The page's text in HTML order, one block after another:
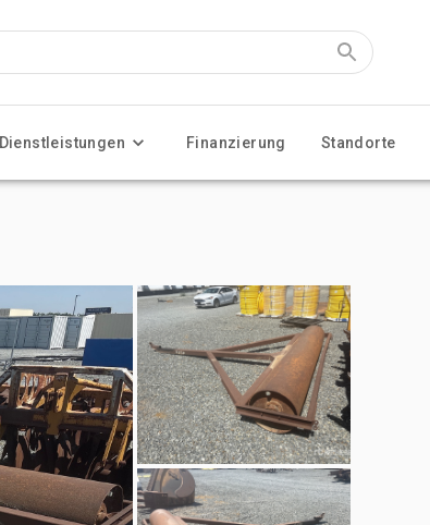
Dienstleistungen Finanzierung Standorte